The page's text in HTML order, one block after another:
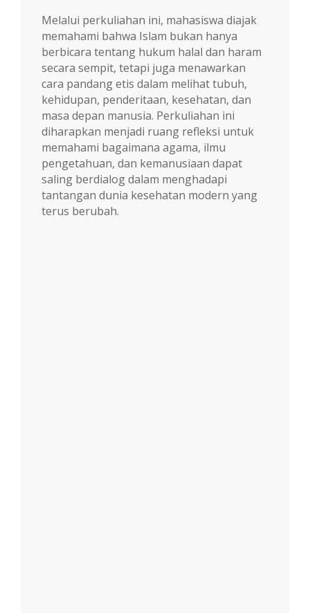
Melalui perkuliahan ini, mahasiswa diajak
memahami bahwa Islam bukan hanya
berbicara tentang hukum halal dan haram
secara sempit, tetapi juga menawarkan
cara pandang etis dalam melihat tubuh,
kehidupan, penderitaan, kesehatan, dan
masa depan manusia. Perkuliahan ini
diharapkan menjadi ruang refleksi untuk
memahami bagaimana agama, ilmu
pengetahuan, dan kemanusiaan dapat
saling berdialog dalam menghadapi
tantangan dunia kesehatan modern yang
terus berubah.